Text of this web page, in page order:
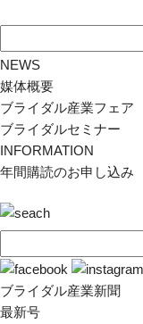
NEWS
媒体概要
ブライダル産業フェア
ブライダルセミナー
INFORMATION
年間購読のお申し込み
ブライダル産業新聞
最新号